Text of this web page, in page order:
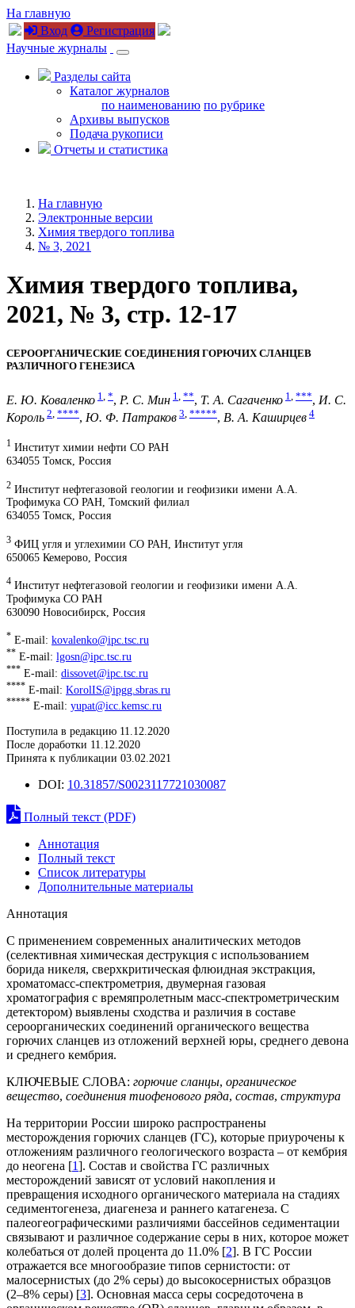
На главную
Вход
Регистрация
Научные журналы
Разделы сайта
Каталог журналов
по наименованию по рубрике
Архивы выпусков
Подача рукописи
Отчеты и статистика
На главную
Электронные версии
Химия твердого топлива
№ 3, 2021
Химия твердого топлива,
2021, № 3, стр. 12-17
СЕРООРГАНИЧЕСКИЕ СОЕДИНЕНИЯ ГОРЮЧИХ СЛАНЦЕВ
РАЗЛИЧНОГО ГЕНЕЗИСА
Е. Ю. Коваленко 1 *, Р. С. Мин 1 **, Т. А. Сагаченко 1 ***, И. С.
Король 2, ****, Ю. Ф. Патраков 3, *****, В. А. Каширцев 4
1 Институт химии нефти СО РАН
634055 Томск, Россия
2 Институт нефтегазовой геологии и геофизики имени А.А.
Трофимука СО РАН, Томский филиал
634055 Томск, Россия
3 ФИЦ угля и углехимии СО РАН, Институт угля
650065 Кемерово, Россия
4 Институт нефтегазовой геологии и геофизики имени А.А.
Трофимука СО РАН
630090 Новосибирск, Россия
* E-mail: kovalenko@ipc.tsc.ru
** E-mail: lgosn@ipc.tsc.ru
*** E-mail: dissovet@ipc.tsc.ru
**** E-mail: KorolIS@ipgg.sbras.ru
***** E-mail: yupat@icc.kemsc.ru
Поступила в редакцию 11.12.2020
После доработки 11.12.2020
Принята к публикации 03.02.2021
DOI: 10.31857/S0023117721030087
Полный текст (PDF)
Аннотация
Полный текст
Список литературы
Дополнительные материалы
Аннотация
С применением современных аналитических методов
(селективная химическая деструкция с использованием
борида никеля, сверхкритическая флюидная экстракция,
хроматомасс-спектрометрия, двумерная газовая
хроматография с времяпролетным масс-спектрометрическим
детектором) выявлены сходства и различия в составе
сероорганических соединений органического вещества
горючих сланцев из отложений верхней юры, среднего девона
и среднего кембрия.
КЛЮЧЕВЫЕ СЛОВА: горючие сланцы, органическое
вещество, соединения тиофенового ряда, состав, структура
На территории России широко распространены
месторождения горючих сланцев (ГС), которые приурочены к
отложениям различного геологического возраста – от кембрия
до неогена [1]. Состав и свойства ГС различных
месторождений зависят от условий накопления и
превращения исходного органического материала на стадиях
седиментогенеза, диагенеза и раннего катагенеза. С
палеогеографическими различиями бассейнов седиментации
связывают и различное содержание серы в них, которое может
колебаться от долей процента до 11.0% [2]. В ГС России
отражается все многообразие типов сернистости: от
малосернистых (до 2% серы) до высокосернистых образцов
(2–8% серы) [3]. Основная масса серы сосредоточена в